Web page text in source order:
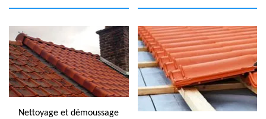
Nettoyage et démoussage